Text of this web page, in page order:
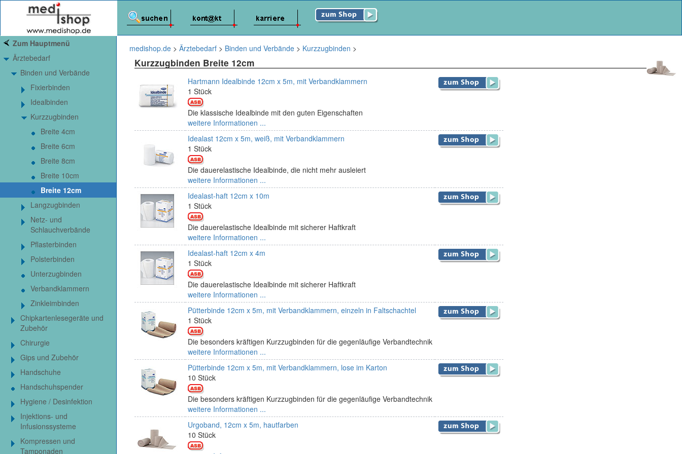
medishop.de > Ärztebedarf > Binden und Verbände > Kurzzugbinden >
Kurzzugbinden Breite 12cm
Hartmann Idealbinde 12cm x 5m, mit Verbandklammern
1 Stück
Die klassische Idealbinde mit den guten Eigenschaften
weitere Informationen ...
Idealast 12cm x 5m, weiß, mit Verbandklammern
1 Stück
Die dauerelastische Idealbinde, die nicht mehr ausleiert
weitere Informationen ...
Idealast-haft 12cm x 10m
1 Stück
Die dauerelastische Idealbinde mit sicherer Haftkraft
weitere Informationen ...
Idealast-haft 12cm x 4m
1 Stück
Die dauerelastische Idealbinde mit sicherer Haftkraft
weitere Informationen ...
Pütterbinde 12cm x 5m, mit Verbandklammern, einzeln in Faltschachtel
1 Stück
Die besonders kräftigen Kurzzugbinden für die gegenläufige Verbandtechnik
weitere Informationen ...
Pütterbinde 12cm x 5m, mit Verbandklammern, lose im Karton
10 Stück
Die besonders kräftigen Kurzzugbinden für die gegenläufige Verbandtechnik
weitere Informationen ...
Urgoband, 12cm x 5m, hautfarben
10 Stück
Zum Hauptmenü
Ärztebedarf
Binden und Verbände
Fixierbinden
Idealbinden
Kurzzugbinden
Breite 4cm
Breite 6cm
Breite 8cm
Breite 10cm
Breite 12cm
Langzugbinden
Netz- und
Schlauchverbände
Pflasterbinden
Polsterbinden
Unterzugbinden
Verbandklammern
Zinkleimbinden
Chipkartenlesegeräte und
Zubehör
Chirurgie
Gips und Zubehör
Handschuhe
Handschuhspender
Hygiene / Desinfektion
Injektions- und
Infusionssysteme
Kompressen und
Tamponaden